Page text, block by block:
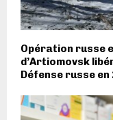
Opération russe
d’Artiomovsk
Défense russe en